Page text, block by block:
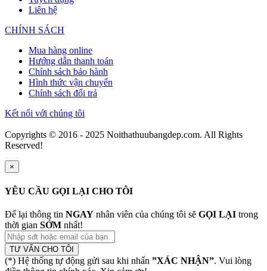
Liên hệ
CHÍNH SÁCH
Mua hàng online
Hướng dẫn thanh toán
Chính sách bảo hành
Hình thức vận chuyển
Chính sách đổi trả
Kết nối với chúng tôi
Copyrights © 2016 - 2025 Noithathuubangdep.com. All Rights
Reserved!
×
YÊU CẦU GỌI LẠI CHO TÔI
Để lại thông tin NGAY nhân viên của chúng tôi sẽ GỌI LẠI trong
thời gian SỚM nhất!
TƯ VẤN CHO TÔI
(*) Hệ thống tự động gửi sau khi nhấn ”XÁC NHẬN”. Vui lòng